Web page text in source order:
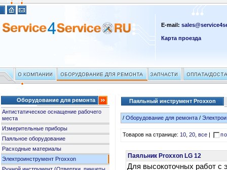
E-mail:
Карта проезда
Оборудование для ремонта
Антистатическое оснащение рабочего
места
Измерительные приборы
Паяльное оборудование
Расходные материалы
Электроинструмент Proxxon
Паяльный инструмент Proxxon
/Оборудование для ремонта /
Товаров на странице:10,20,все
Паяльник Proxxon LG 12
Для высокоточных работ с